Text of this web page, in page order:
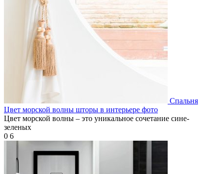
Спальня
Цвет морской волны шторы в интерьере фото
Цвет морской волны – это уникальное сочетание сине-
зеленых
0 6